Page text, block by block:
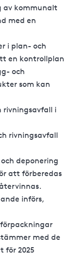
av kommunalt
med en
i plan- och
en kontrollplan
och
som kan
rivningsavfall i
rivningsavfall
deponering
att förberedas
införs,
med de
för 2025